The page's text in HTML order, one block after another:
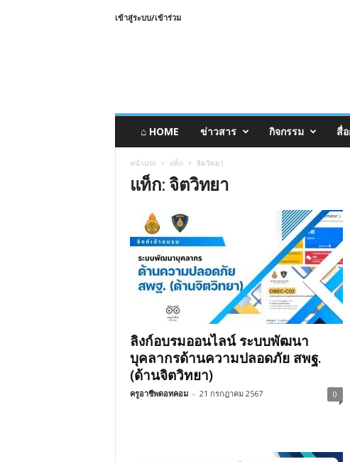
เข้าสู่ระบบ/เข้าร่วม
⌂ HOME ข่าวสาร กิจกรรม สื่
หน้าแรก แท็ก จิตวิทยา
แท็ก: จิตวิทยา
ลิงก์อบรมออนไลน์ ระบบพัฒนา
บุคลากรด้านความปลอดภัย สพฐ.
(ด้านจิตวิทยา)
ครูอาชีพดอทคอม - 21 กรกฎาคม 2567 0